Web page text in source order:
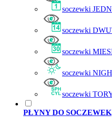
soczewki
soczewki
soczewki
soczewki
soczewki
PŁYNY DO